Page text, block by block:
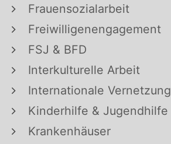
Frauensozialarbeit
Freiwilligenengagement
FSJ & BFD
Interkulturelle Arbeit
Internationale Vernetzung
Kinderhilfe & Jugendhilfe
Krankenhäuser